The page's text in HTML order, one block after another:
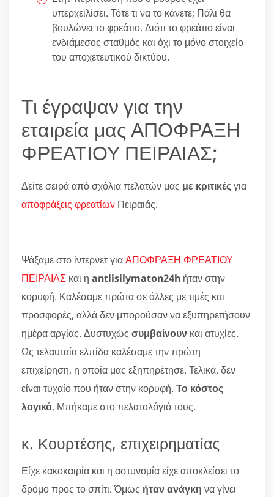
υπερχειλίσει. Τότε τι να το κάνετε; Πάλι θα
βουλώνει το φρεάτιο. Διότι το φρεάτιο είναι
ενδιάμεσος σταθμός και όχι το μόνο στοιχείο
του αποχετευτικού δικτύου.
Τι έγραψαν για την
εταιρεία μας ΑΠΟΦΡΑΞΗ
ΦΡΕΑΤΙΟΥ ΠΕΙΡΑΙΑΣ;
Δείτε σειρά από σχόλια πελατών μας με κριτικέςγια
αποφράξεις φρεατίων Πειραιάς.
Ψάξαμε στο ίντερνετ γιαΑΠΟΦΡΑΞΗ ΦΡΕΑΤΙΟΥ
ΠΕΙΡΑΙΑΣ και η antlisilymaton24h ήταν στην
κορυφή. Καλέσαμε πρώτα σε άλλες με τιμές και
προσφορές, αλλά δεν μπορούσαν να εξυπηρετήσουν
ημέρα αργίας. Δυστυχώς συμβαίνουν και ατυχίες.
Ως τελαυταία ελπίδα καλέσαμε την πρώτη
επιχείρηση, η οποία μας εξηπηρέτησε. Τελικά, δεν
είναι τυχαίο που ήταν στην κορυφή. Το κόστος
λογικό. Μπήκαμε στο πελατολόγιό τους.
κ. Κουρτέσης, επιχειρηματίας
Είχε κακοκαιρία και η αστυνομία είχε αποκλείσει το
δρόμο προς το σπίτι. Όμως ήταν ανάγκη να γίνει